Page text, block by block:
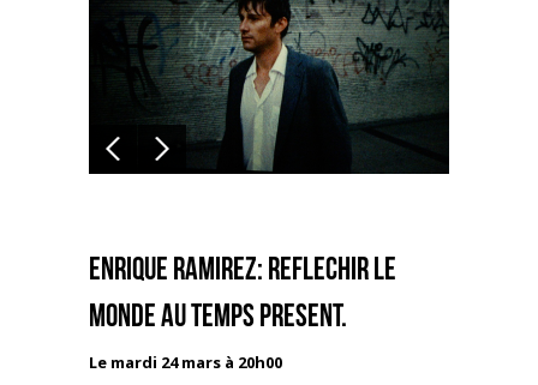
Enrique Ramirez: Reflechir le
monde au temps present.
Le mardi 24 mars à 20h00